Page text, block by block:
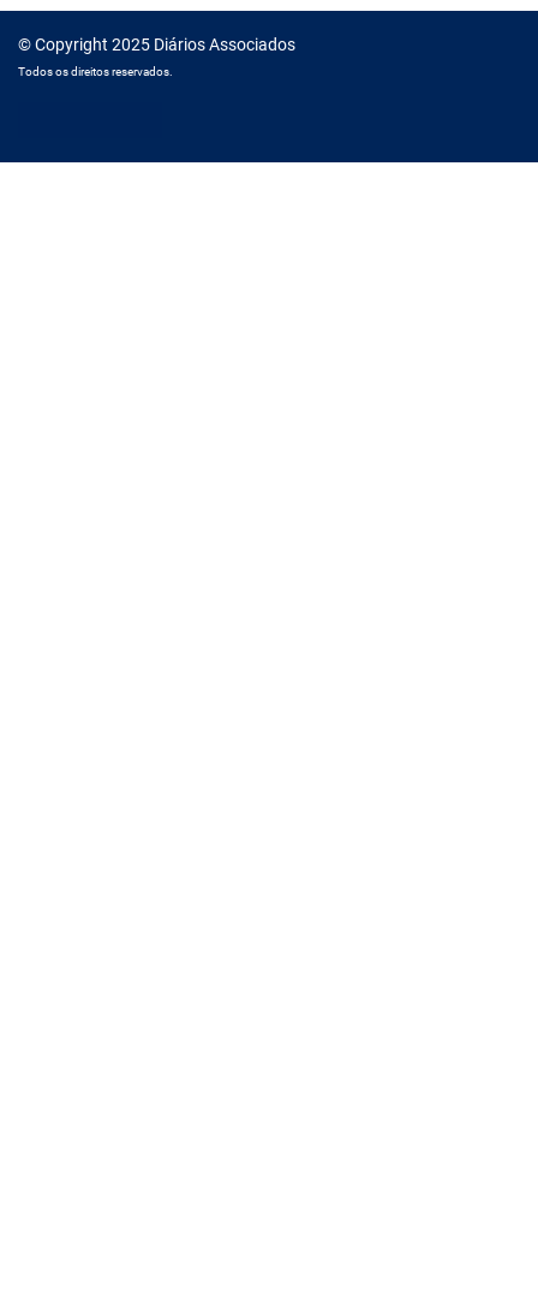
© Copyright 2025 Diários Associados
Todos os direitos reservados.